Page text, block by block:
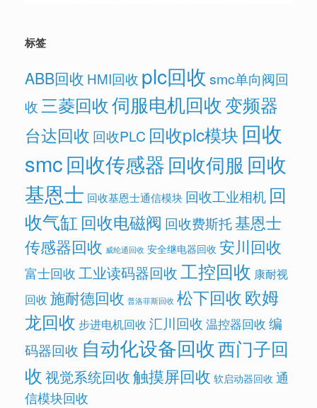
标签
ABB回收 HMI回收 plc回收 smc单向阀回
收三菱回收伺服电机回收变频器
台达回收 回收PLC 回收plc模块 回收
smc回收传感器回收伺服 回收
基恩士 回收基恩士通信模块 回收工业相机 回
收气缸 回收电磁阀 回收费斯托基恩士
传感器回收 威纶通回收 安全继电器回收 安川回收
富士回收工业读码器回收工控回收 康耐视
回收 施耐德回收 普洛菲斯回收 松下回收欧姆
龙回收 步进电机回收 汇川回收 温控器回收 编
码器回收 自动化设备回收西门子回
收视觉系统回收触摸屏回收 软启动器回收 通
信模块回收